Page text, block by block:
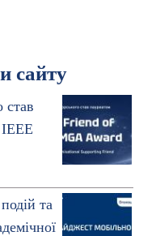
сайту
став
та